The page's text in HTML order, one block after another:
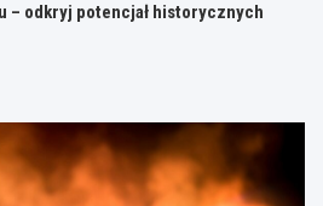
– odkryj potencjał historycznych